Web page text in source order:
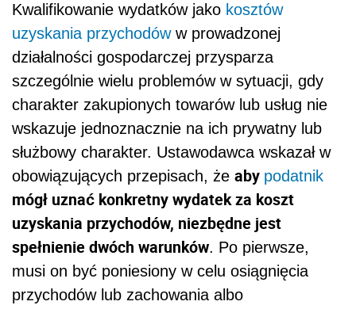
Kwalifikowanie wydatków jako kosztów
uzyskania przychodóww prowadzonej
działalności gospodarczej przysparza
szczególnie wielu problemów w sytuacji, gdy
charakter zakupionych towarów lub usług nie
wskazuje jednoznacznie na ich prywatny lub
służbowy charakter. Ustawodawca wskazał w
obowiązujących przepisach, że aby podatnik
mógł uznać konkretny wydatek za koszt
uzyskania przychodów, niezbędne jest
spełnienie dwóch warunków. Po pierwsze,
musi on być poniesiony w celu osiągnięcia
przychodów lub zachowania albo